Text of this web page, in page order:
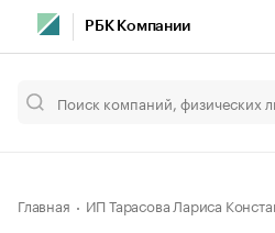
РБК Компании
Главная ИП Тарасова Лариса